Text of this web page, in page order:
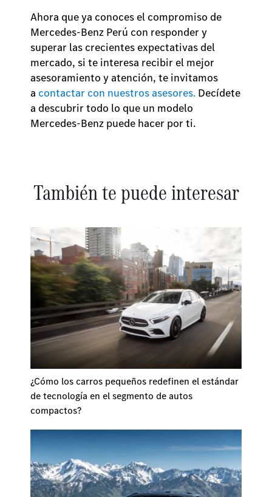
Ahora que ya conoces el compromiso de
Mercedes-Benz Perú con responder y
superar las crecientes expectativas del
mercado, si te interesa recibir el mejor
asesoramiento y atención, te invitamos
a contactar con nuestros asesores. Decídete
a descubrir todo lo que un modelo
Mercedes-Benz puede hacer por ti.
También te puede interesar
¿Cómo los carros pequeños redefinen el estándar
de tecnología en el segmento de autos
compactos?